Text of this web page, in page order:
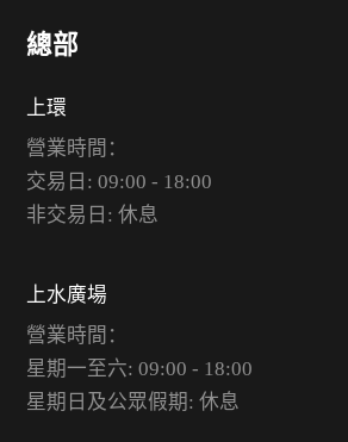
總部
上環
營業時間：
交易日: 09:00 - 18:00
非交易日: 休息
上水廣場
營業時間：
星期一至六: 09:00 - 18:00
星期日及公眾假期: 休息